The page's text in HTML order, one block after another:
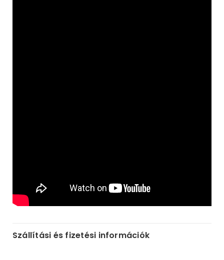
Szállítási és fizetési információk